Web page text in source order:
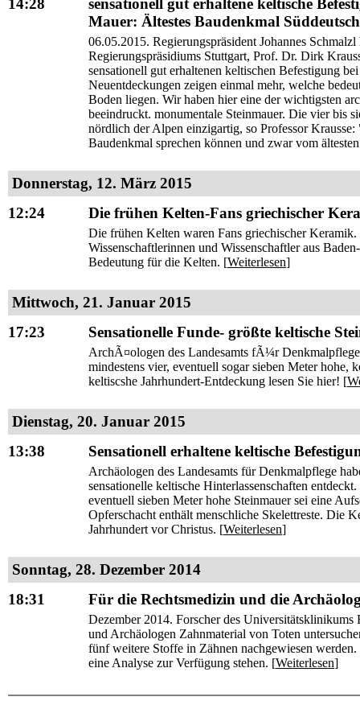
14:28
sensationell gut erhaltene keltische
Mauer: Ältestes Baudenkmal
06.05.2015. Regierungspräsident Johannes
Regierungspräsidiums Stuttgart, Prof. Dr. Dirk
sensationell gut erhaltenen keltischen Befestigung
Neuentdeckungen zeigen einmal mehr, welche
Boden liegen. Wir haben hier eine der wichtigsten
beeindruckt. monumentale Steinmauer. Die vier bis
nördlich der Alpen einzigartig, so Professor
Baudenkmal sprechen können und zwar vom
Donnerstag, 12. März 2015
12:24
Die frühen Kelten-Fans griechischer
Die frühen Kelten waren Fans griechischer
Wissenschaftlerinnen und Wissenschaftler aus
Bedeutung für die Kelten. [Weiterlesen]
Mittwoch, 21. Januar 2015
17:23
Sensationelle Funde- größte keltische
ArchÃ¤ologen des Landesamts fÃ¼r
mindestens vier, eventuell sogar sieben Meter hohe,
keltiscshe Jahrhundert-Entdeckung lesen Sie hier! [
Dienstag, 20. Januar 2015
13:38
Sensationell erhaltene keltische
Archäologen des Landesamts für Denkmalpflege
sensationelle keltische Hinterlassenschaften
eventuell sieben Meter hohe Steinmauer sei eine
Opferschacht enthält menschliche Skelettreste. Die
Jahrhundert vor Christus. [Weiterlesen]
Sonntag, 28. Dezember 2014
18:31
Für die Rechtsmedizin und die
Dezember 2014. Forscher des
und Archäologen Zahnmaterial von Toten
fünf weitere Stoffe in Zähnen nachgewiesen
eine Analyse zur Verfügung stehen. [Weiterlesen]